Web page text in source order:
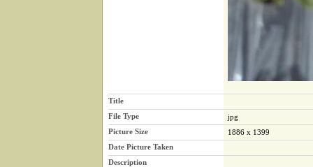
Title
File Type
jpg
Picture Size
1886 x 1399
Date Picture Taken
Description